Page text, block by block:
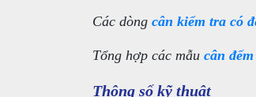
Các dòng cân kiểm tra có
Tổng hợp các mẫu cân
Thông số kỹ thuật